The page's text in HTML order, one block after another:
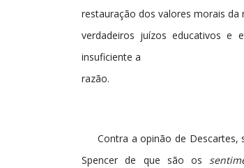
restauração dos valores morais da
verdadeiros juízos educativos e
insuficiente a
razão.
Contra a opinão de Descartes,
Spencer de que são os